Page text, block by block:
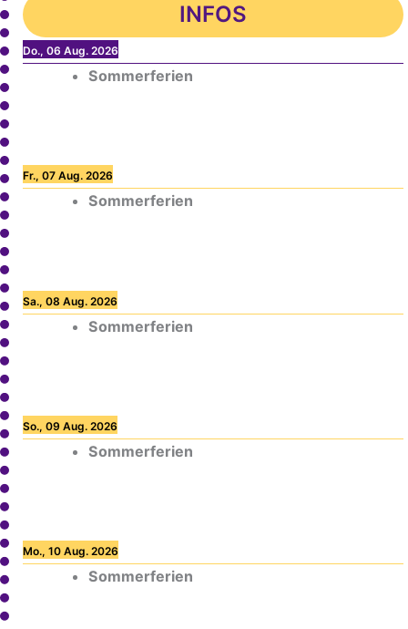
INFOS
Do., 06 Aug. 2026
Sommerferien
Fr., 07 Aug. 2026
Sommerferien
Sa., 08 Aug. 2026
Sommerferien
So., 09 Aug. 2026
Sommerferien
Mo., 10 Aug. 2026
Sommerferien